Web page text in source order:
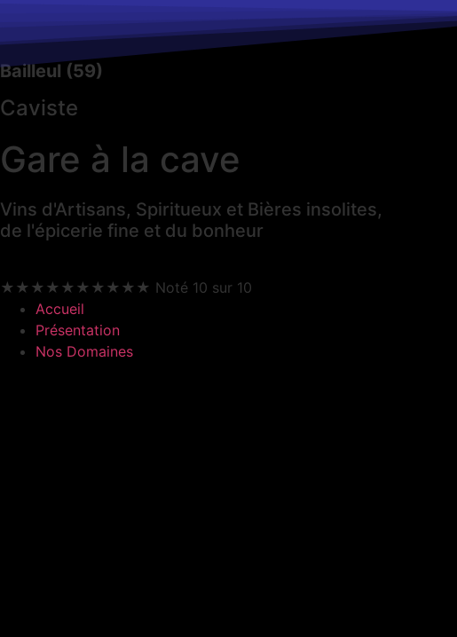
Bailleul (59)
Caviste
Gare à la cave
Vins d'Artisans, Spiritueux et Bières insolites,
de l'épicerie fine et du bonheur
★ ★ ★ ★ ★ ★ ★ ★ ★ ★ Noté 10 sur 10
Accueil
Présentation
Nos Domaines